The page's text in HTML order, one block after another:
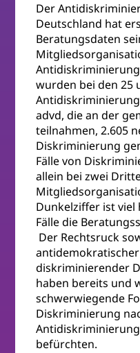
Der
Deutschland hat
Beratungsdaten
wurden bei den 25
advd, die an der
teilnahmen, 2.605
Diskriminierung
Fälle von
allein bei zwei
Dunkelziffer ist viel
Fälle die
Der Rechtsruck
diskriminierender
haben bereits und
schwerwiegende
Diskriminierung
befürchten.